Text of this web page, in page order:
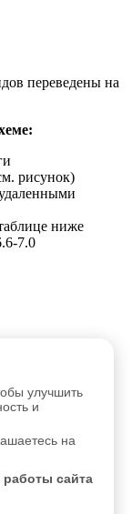
улучшить
и
на
сайта
переведены на
рисунок)
ниже
7.0